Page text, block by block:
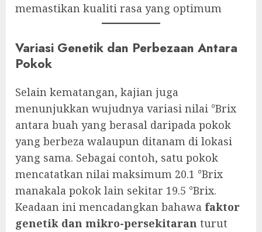
memastikan kualiti rasa yang optimum
Variasi Genetik dan Perbezaan Antara
Pokok
Selain kematangan, kajian juga
menunjukkan wujudnya variasi nilai °Brix
antara buah yang berasal daripada pokok
yang berbeza walaupun ditanam di lokasi
yang sama. Sebagai contoh, satu pokok
mencatatkan nilai maksimum 20.1 °Brix
manakala pokok lain sekitar 19.5 °Brix.
Keadaan ini mencadangkan bahawa faktor
genetik dan mikro-persekitaran turut